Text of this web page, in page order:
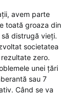
avem parte
toată groaza din
distrugă vieți.
societatea
zero.
unei țări
sau 7
Când se va